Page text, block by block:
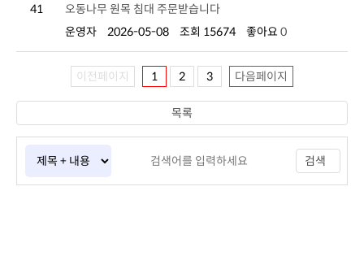
41
오동나무 원목 침대 주문받습니다
운영자
2026-05-08 조회 15674 좋아요 0
이전페이지 1 2 3 다음페이지
검색
목록